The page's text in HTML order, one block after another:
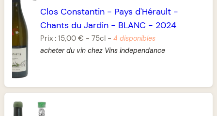
Clos Constantin- Pays d'Hérault-
Chants du Jardin- BLANC - 2024
Prix : 15,00 € - 75cl- 4 disponibles
acheter du vin chez Vins independance